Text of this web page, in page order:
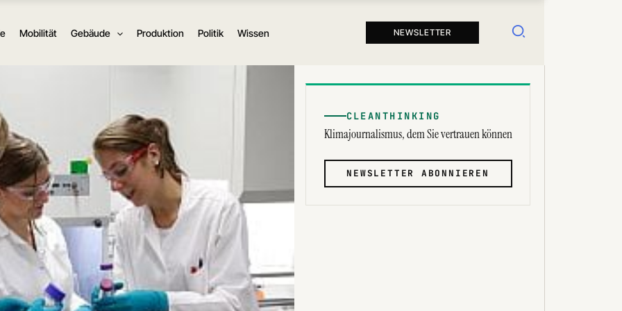
Mobilität Gebäude Produktion Politik Wissen NEWSLETTER Suchen
CLEANTHINKING
Klimajournalismus, dem Sie vertrauen können
NEWSLETTER ABONNIEREN